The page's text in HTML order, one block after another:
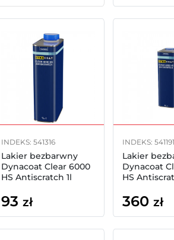
INDEKS: 541316
Lakier bezbarwny
Dynacoat Clear 6000
HS Antiscratch 1l
93 zł
INDEKS: 541191
Lakier
Dynacoat
HS
360 zł